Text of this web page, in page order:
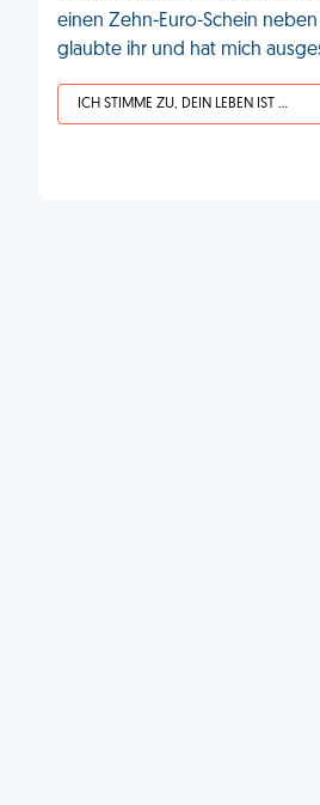
einen Zehn-Euro-Schein
glaubte ihr und hat mich
ICH STIMME ZU, DEIN LEBEN IST SCHEISSE